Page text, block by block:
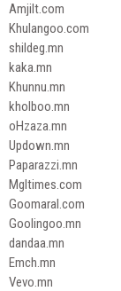
Amjilt.com
Khulangoo.com
shildeg.mn
kaka.mn
Khunnu.mn
kholboo.mn
oHzaza.mn
Updown.mn
Paparazzi.mn
Mgltimes.com
Goomaral.com
Goolingoo.mn
dandaa.mn
Emch.mn
Vevo.mn